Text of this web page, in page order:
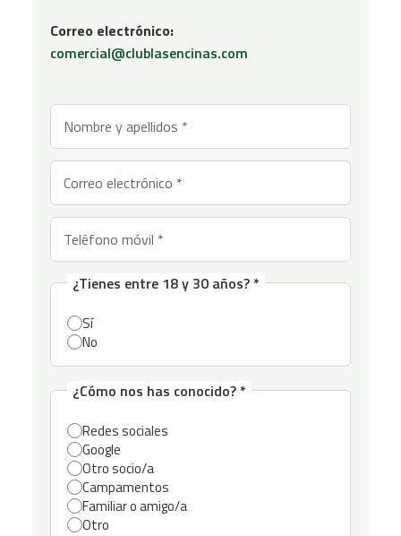
Correo electrónico:
comercial@clublasencinas.com
¿Tienes entre 18 y 30 años? *
Sí
No
¿Cómo nos has conocido? *
Redes sociales
Google
Otro socio/a
Campamentos
Familiar o amigo/a
Otro